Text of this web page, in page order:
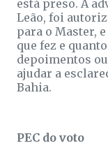
está preso. A
Leão, foi
para o Master,
que fez e
depoimentos
ajudar a
Bahia.
PEC do voto